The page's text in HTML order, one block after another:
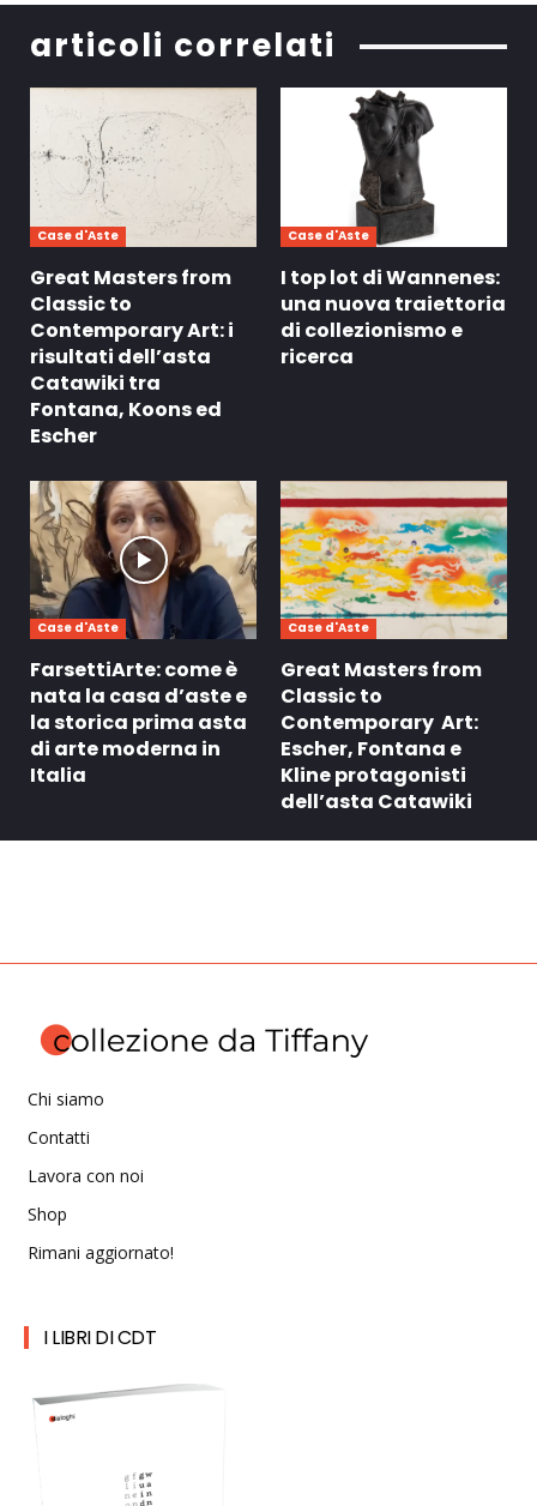
articoli correlati
Case d'Aste
Great Masters from
Classic to
Contemporary Art: i
risultati dell’asta
Catawiki tra
Fontana, Koons ed
Escher
Case d'Aste
I top lot di Wannenes:
una nuova traiettoria
di collezionismo e
ricerca
Case d'Aste
FarsettiArte: come è
nata la casa d’aste e
la storica prima asta
di arte moderna in
Italia
Case d'Aste
Great Masters from
Classic to
Contemporary Art:
Escher, Fontana e
Kline protagonisti
dell’asta Catawiki
Chi siamo
Contatti
Lavora con noi
Shop
Rimani aggiornato!
I LIBRI DI CDT